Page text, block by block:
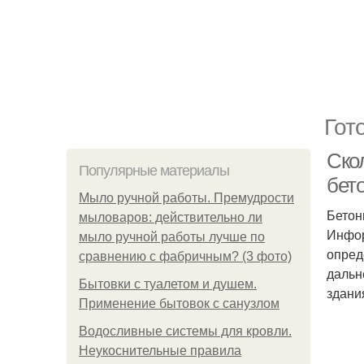
Популярные материалы
Мыло ручной работы. Премудрости
мыловаров: действительно ли
мыло ручной работы лучше по
сравнению с фабричным? (3 фото)
Бытовки с туалетом и душем.
Применение бытовок с санузлом
Водосливные системы для кровли.
Неукоснительные правила